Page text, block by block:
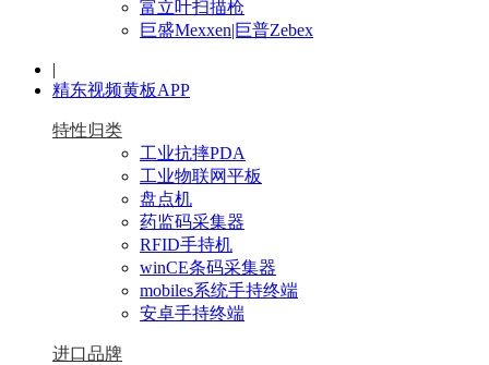
富立叶扫描枪
巨盛Mexxen|巨普Zebex
|
精东视频黄板APP
特性归类
工业抗摔PDA
工业物联网平板
盘点机
药监码采集器
RFID手持机
winCE条码采集器
mobiles系统手持终端
安卓手持终端
进口品牌